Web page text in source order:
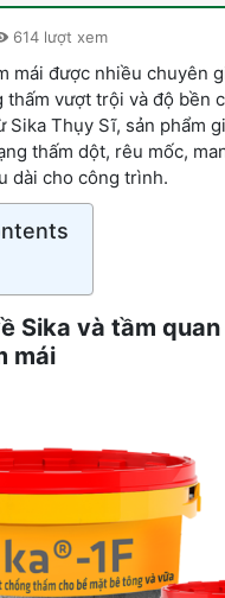
614 lượt xem
mái được nhiều chuyên
thấm vượt trội và độ bền
Sika Thụy Sĩ, sản phẩm
thấm dột, rêu mốc,
dài cho công trình.
Sika và tầm
mái